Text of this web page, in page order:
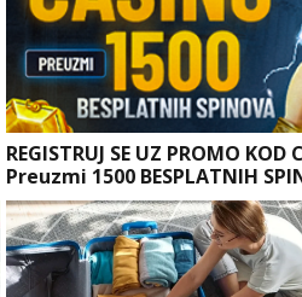
REGISTRUJ SE UZ PROMO KOD
Preuzmi 1500 BESPLATNIH